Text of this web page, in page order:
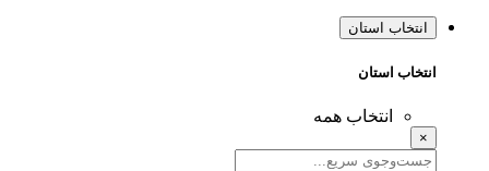
انتخاب استان
انتخاب استان
انتخاب همه
×